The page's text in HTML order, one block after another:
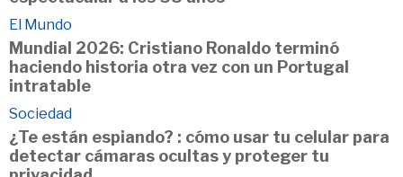
El Mundo
Mundial 2026: Cristiano Ronaldo terminó
haciendo historia otra vez con un Portugal
intratable
Sociedad
¿Te están espiando? : cómo usar tu celular para
detectar cámaras ocultas y proteger tu